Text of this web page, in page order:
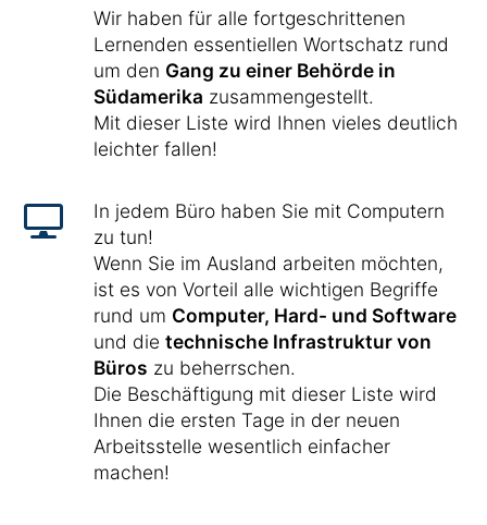
Wir haben für alle fortgeschrittenen
Lernenden essentiellen Wortschatz rund
um den Gang zu einer Behörde in
Südamerika zusammengestellt.
Mit dieser Liste wird Ihnen vieles deutlich
leichter fallen!
In jedem Büro haben Sie mit Computern
zu tun!
Wenn Sie im Ausland arbeiten möchten,
ist es von Vorteil alle wichtigen Begriffe
rund um Computer, Hard- und Software
und die technische Infrastruktur von
Büros zu beherrschen.
Die Beschäftigung mit dieser Liste wird
Ihnen die ersten Tage in der neuen
Arbeitsstelle wesentlich einfacher
machen!